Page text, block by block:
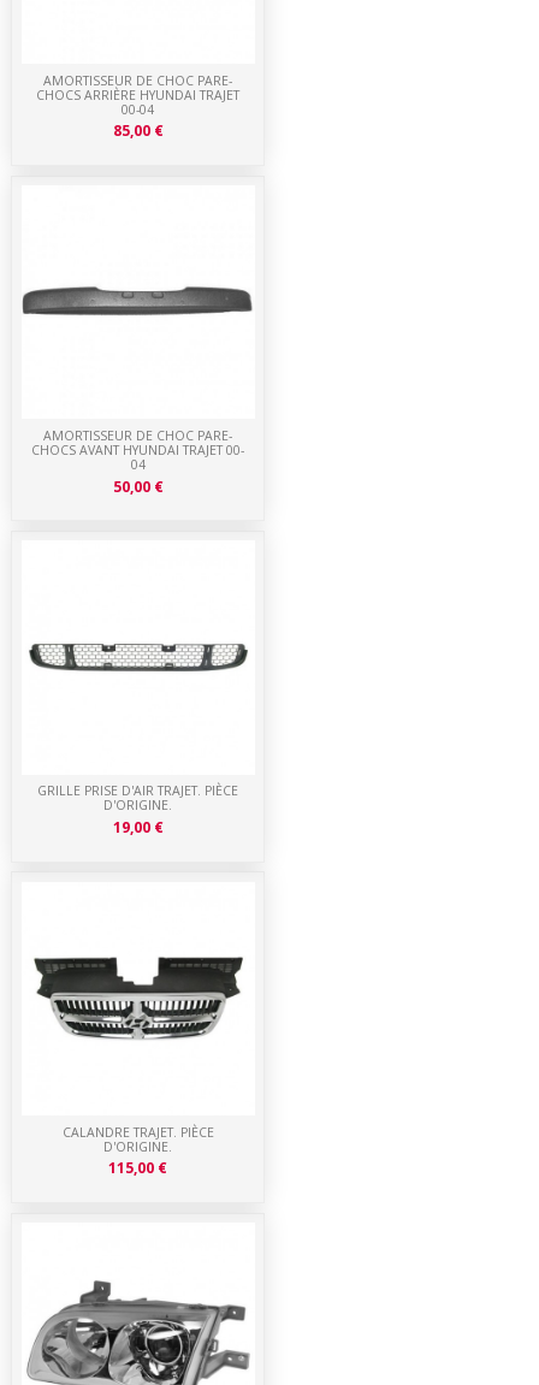
CALANDRE TRAJET. PIÈCE
D'ORIGINE.
115,00 €
GRILLE PRISE D'AIR TRAJET. PIÈCE
D'ORIGINE.
19,00 €
AMORTISSEUR DE CHOC PARE-
CHOCS AVANT HYUNDAI TRAJET 00-
04
50,00 €
AMORTISSEUR DE CHOC PARE-
CHOCS ARRIÈRE HYUNDAI TRAJET
00-04
85,00 €